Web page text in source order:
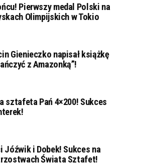
Pierwszy medal Polski na
Olimpijskich w Tokio
Gienieczko napisał książkę
z Amazonką”!
sztafeta Pań 4×200! Sukces
Jóźwik i Dobek! Sukces na
Świata Sztafet!